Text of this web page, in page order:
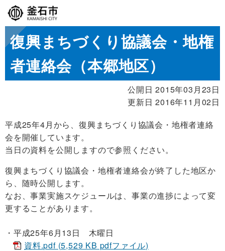
復興まちづくり協議会・地権
者連絡会（本郷地区）
公開日 2015年03月23日
更新日 2016年11月02日
平成25年4月から、復興まちづくり協議会・地権者連絡
会を開催しています。
当日の資料を公開しますので参照ください。
復興まちづくり協議会・地権者連絡会が終了した地区か
ら、随時公開します。
なお、事業実施スケジュールは、事業の進捗によって変
更することがあります。
平成25年6月13日 木曜日
資料.pdf (5,529 KB pdfファイル)